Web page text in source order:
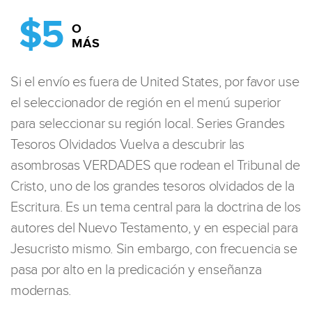
$5 O
MÁS
Si el envío es fuera de United States, por favor use
el seleccionador de región en el menú superior
para seleccionar su región local. Series Grandes
Tesoros Olvidados Vuelva a descubrir las
asombrosas VERDADES que rodean el Tribunal de
Cristo, uno de los grandes tesoros olvidados de la
Escritura. Es un tema central para la doctrina de los
autores del Nuevo Testamento, y en especial para
Jesucristo mismo. Sin embargo, con frecuencia se
pasa por alto en la predicación y enseñanza
modernas.